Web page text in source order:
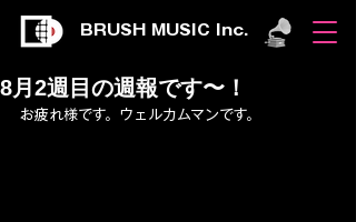
BRUSH MUSIC Inc.
8月2週目の週報です〜！
お疲れ様です。ウェルカムマンです。